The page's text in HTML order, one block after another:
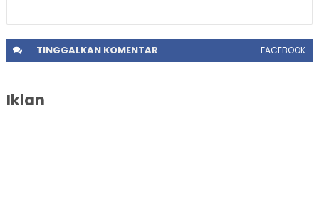
TINGGALKANKOMENTAR FACEBOOK
Iklan